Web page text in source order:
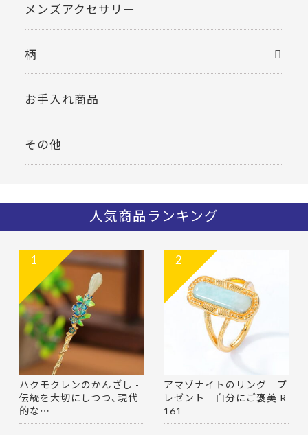
メンズアクセサリー
柄
お手入れ商品
その他
人気商品ランキング
ハクモクレンのかんざし -
伝統を大切にしつつ、現代
的な…
1
アマゾナイトのリング プ
レゼント 自分にご褒美 R
161
2